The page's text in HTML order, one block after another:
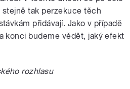
stejně tak perzekuce těch
přidávají. Jako v případě
konci budeme vědět, jaký efekt
rozhlasu